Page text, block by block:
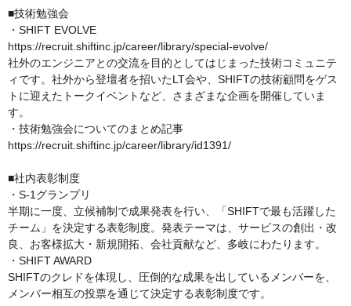
■技術勉強会
・SHIFT EVOLVE
https://recruit.shiftinc.jp/career/library/special-evolve/
社外のエンジニアとの交流を目的としてはじまった技術コミュニテ
ィです。社外から登壇者を招いたLT会や、SHIFTの技術顧問をゲス
トに迎えたトークイベントなど、さまざまな企画を開催していま
す。
・技術勉強会についてのまとめ記事
https://recruit.shiftinc.jp/career/library/id1391/
■社内表彰制度
・S-1グランプリ
半期に一度、立候補制で成果発表を行い、「SHIFTで最も活躍した
チーム」を決定する表彰制度。発表テーマは、サービスの創出・改
良、お客様拡大・新規開拓、会社貢献など、多岐にわたります。
・SHIFT AWARD
SHIFTのクレドを体現し、圧倒的な成果を出しているメンバーを、
メンバー相互の投票を通じて決定する表彰制度です。